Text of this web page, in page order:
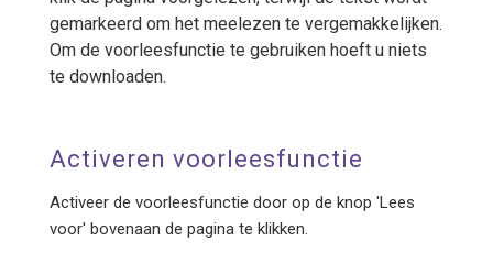
gemarkeerd om het meelezen te vergemakkelijken.
Om de voorleesfunctie te gebruiken hoeft u niets
te downloaden.
Activeren voorleesfunctie
Activeer de voorleesfunctie door op de knop 'Lees
voor' bovenaan de pagina te klikken.